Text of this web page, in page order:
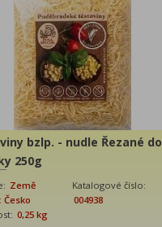
bzlp. - nudle Řezané do
250g
Země
Česko
Katalogové číslo:
004938
0,25 kg